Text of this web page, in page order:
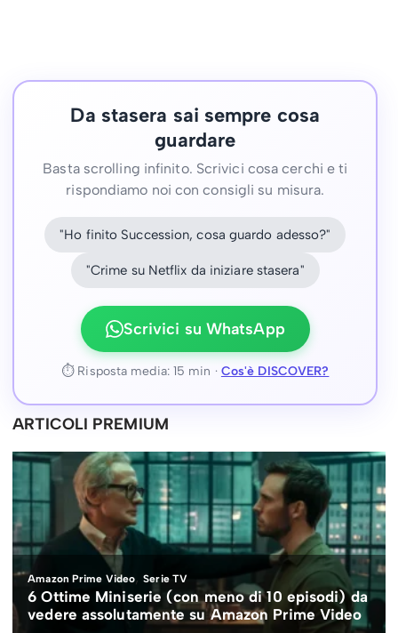
Da stasera sai sempre cosa
guardare
Basta scrolling infinito. Scrivici cosa cerchi e ti
rispondiamo noi con consigli su misura.
"Ho finito Succession, cosa guardo adesso?"
"Crime su Netflix da iniziare stasera"
Scrivici su WhatsApp
⏱ Risposta media: 15 min · Cos'è DISCOVER?
ARTICOLI PREMIUM